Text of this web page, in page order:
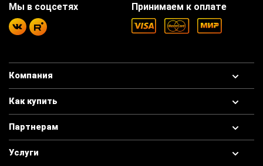
Компания
Как купить
Партнерам
Услуги
Принимаем к оплате
Мы в соцсетях